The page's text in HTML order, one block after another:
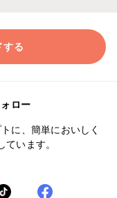
する
ロー
に、簡単においしく
います。